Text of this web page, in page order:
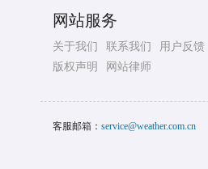
网站服务
关于我们 联系我们
用户反馈
版权声明
网站律师
客服邮箱： service@weather.com.cn